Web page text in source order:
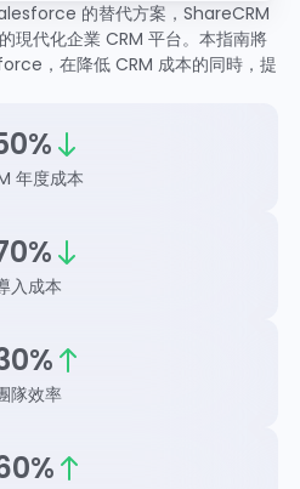
的替代方案，ShareCRM
現代化企業 CRM 平台。本指南將
，在降低 CRM 成本的同時，提
年度成本
入成本
隊效率